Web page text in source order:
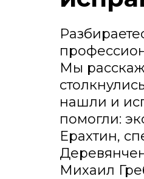
Мы
нашли и
помогли:
Ерахтин,
Михаил